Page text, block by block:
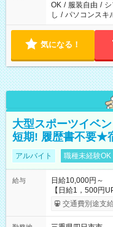
OK / 服装自由 /
し / パソコンスキ
気になる！
大型スポーツイベ
短期! 履歴書不要★
アルバイト 職種未経験OK
給与
日給10,000円～
【日給1，500円
ると 期間中(9/
り稼げ
交通費別途支